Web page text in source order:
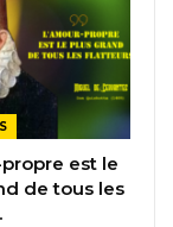
propre est le
de tous les